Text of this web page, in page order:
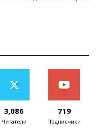
3,086
Читатели
719
Подписчики